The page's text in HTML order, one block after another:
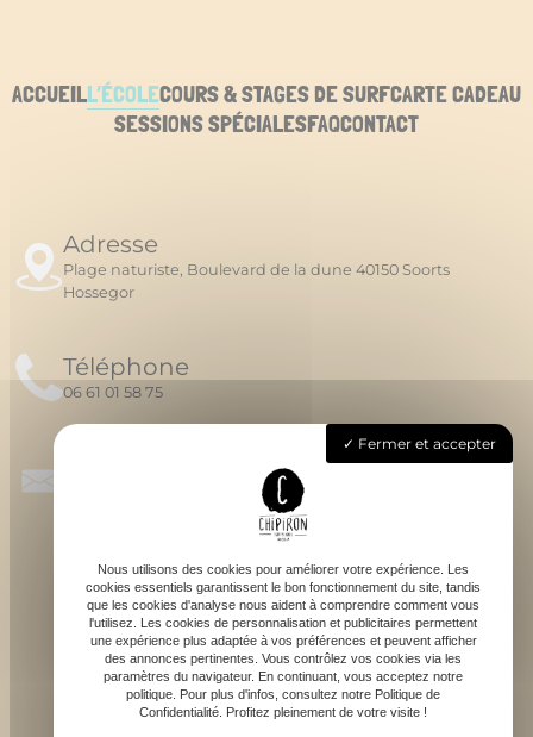
ACCUEILL’ÉCOLECOURS & STAGES DE SURFCARTE CADEAU
SESSIONS SPÉCIALESFAQCONTACT
Adresse
Plage naturiste, Boulevard de la dune 40150 Soorts
Hossegor
Téléphone
06 61 01 58 75
chipironsurfschool@gmail.com
S'ABONNER À LA NEWSLETTER
Fermer et accepter
Nous utilisons des cookies pour améliorer votre expérience. Les
cookies essentiels garantissent le bon fonctionnement du site, tandis
que les cookies d'analyse nous aident à comprendre comment vous
l'utilisez. Les cookies de personnalisation et publicitaires permettent
une expérience plus adaptée à vos préférences et peuvent afficher
des annonces pertinentes. Vous contrôlez vos cookies via les
paramètres du navigateur. En continuant, vous acceptez notre
politique. Pour plus d'infos, consultez notre Politique de
Confidentialité. Profitez pleinement de votre visite !